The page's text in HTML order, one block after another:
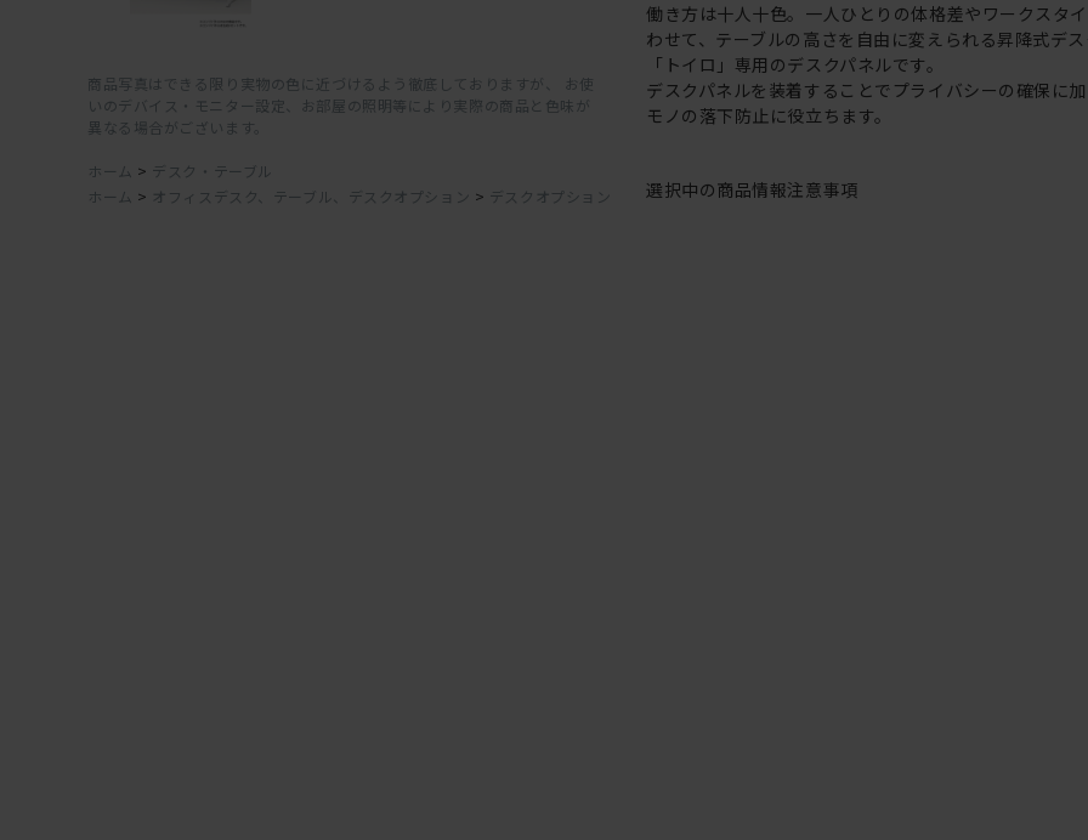
商品写真はできる限り実物の色に近づけるよう徹底しておりますが、 お使
いのデバイス・モニター設定、お部屋の照明等により実際の商品と色味が
異なる場合がございます。
ホーム > デスク・テーブル
ホーム > オフィスデスク、テーブル、デスクオプション > デスクオプション
働き方は十人十色。一人ひとりの体格差やワークスタ
わせて、テーブルの高さを自由に変えられる昇降式デ
「トイロ」専用のデスクパネルです。
デスクパネルを装着することでプライバシーの確保に
モノの落下防止に役立ちます。
選択中の商品情報注意事項